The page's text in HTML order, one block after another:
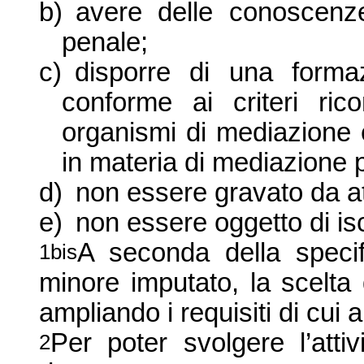
b) avere delle
penale;
c) disporre di una
conforme ai criteri
organismi di
in materia di mediazione
d) non essere gravato da
e) non essere oggetto di
1bisA seconda della
minore imputato, la
ampliando i requisiti di cui
2Per poter svolgere